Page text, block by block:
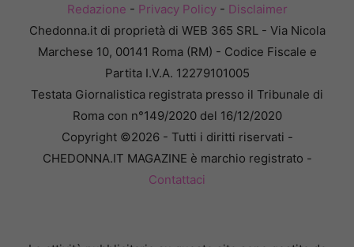
Redazione - Privacy Policy- Disclaimer
Chedonna.it di proprietà di WEB 365 SRL - Via Nicola
Marchese 10, 00141 Roma (RM) - Codice Fiscale e
Partita I.V.A. 12279101005
Testata Giornalistica registrata presso il Tribunale di
Roma con n°149/2020 del 16/12/2020
Copyright ©2026 - Tutti i diritti riservati -
CHEDONNA.IT MAGAZINE è marchio registrato -
Contattaci